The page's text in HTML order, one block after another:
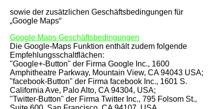
sowie der zusätzlichen Geschäftsbedingungen für
„Google Maps“
Google Maps Geschäftsbedingungen
Die Google-Maps Funktion enthält zudem folgende
Empfehlungsschaltflächen:
"Google+-Button" der Firma Google Inc., 1600
Amphitheatre Parkway, Mountain View, CA 94043 USA;
"facebook-Button" der Firma facebook Inc., 1601 S.
California Ave, Palo Alto, CA 94304, USA;
"Twitter-Button" der Firma Twitter Inc., 795 Folsom St.,